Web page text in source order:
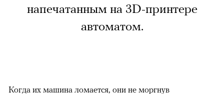
напечатанным на 3D-принтере
автоматом.
Когда их машина ломается, они не моргнув